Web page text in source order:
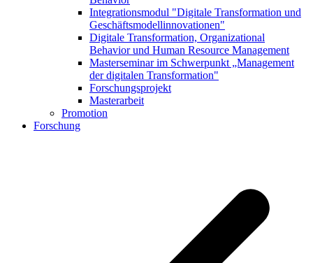
Integrationsmodul "Digitale Transformation und
Geschäftsmodellinnovationen"
Digitale Transformation, Organizational
Behavior und Human Resource Management
Masterseminar im Schwerpunkt „Management
der digitalen Transformation"
Forschungsprojekt
Masterarbeit
Promotion
Forschung